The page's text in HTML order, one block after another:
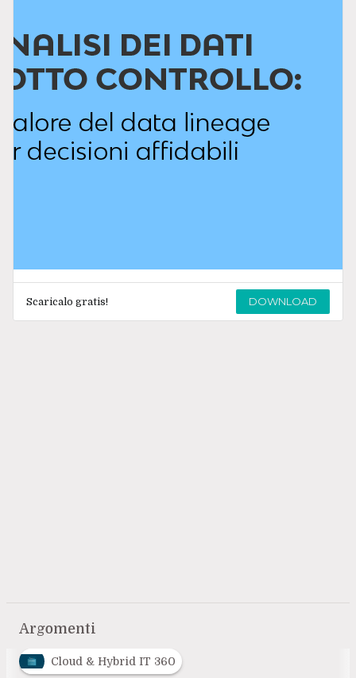
Scaricalo gratis! DOWNLOAD
Argomenti
Cloud & Hybrid IT 360